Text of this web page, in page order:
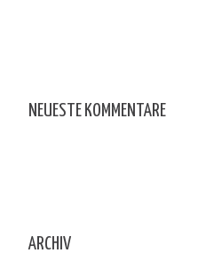
NEUESTE KOMMENTARE
ARCHIV